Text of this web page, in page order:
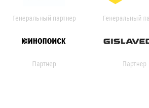
Генеральный партнер Генеральный
Партнер Партнер